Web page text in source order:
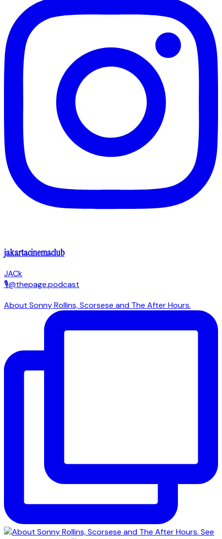
jakartacinemaclub
JACk
🎙@thepage.podcast
About Sonny Rollins, Scorsese and The After Hours.